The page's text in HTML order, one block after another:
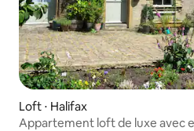
Loft ⋅ Halifax
Appartement loft de luxe avec